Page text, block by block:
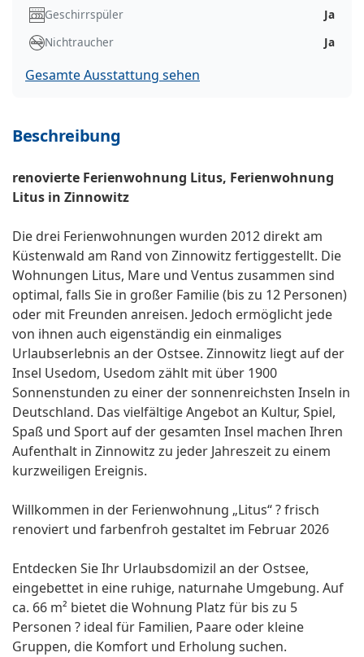
Geschirrspüler
Ja
Nichtraucher
Ja
Gesamte Ausstattung sehen
Beschreibung
renovierte Ferienwohnung Litus, Ferienwohnung
Litus in Zinnowitz
Die drei Ferienwohnungen wurden 2012 direkt am
Küstenwald am Rand von Zinnowitz fertiggestellt. Die
Wohnungen Litus, Mare und Ventus zusammen sind
optimal, falls Sie in großer Familie (bis zu 12 Personen)
oder mit Freunden anreisen. Jedoch ermöglicht jede
von ihnen auch eigenständig ein einmaliges
Urlaubserlebnis an der Ostsee. Zinnowitz liegt auf der
Insel Usedom, Usedom zählt mit über 1900
Sonnenstunden zu einer der sonnenreichsten Inseln in
Deutschland. Das vielfältige Angebot an Kultur, Spiel,
Spaß und Sport auf der gesamten Insel machen Ihren
Aufenthalt in Zinnowitz zu jeder Jahreszeit zu einem
kurzweiligen Ereignis.
Willkommen in der Ferienwohnung „Litus“ ? frisch
renoviert und farbenfroh gestaltet im Februar 2026
Entdecken Sie Ihr Urlaubsdomizil an der Ostsee,
eingebettet in eine ruhige, naturnahe Umgebung. Auf
ca. 66 m² bietet die Wohnung Platz für bis zu 5
Personen ? ideal für Familien, Paare oder kleine
Gruppen, die Komfort und Erholung suchen.